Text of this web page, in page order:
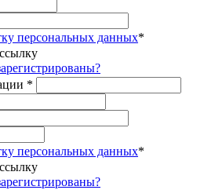
персональных данных*
*
персональных данных*